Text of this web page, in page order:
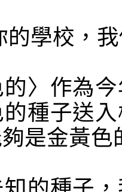
的學校，
〉作為
種子送
是金黃色